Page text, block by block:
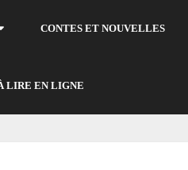
CONTES ET NOUVELLES
LIRE EN LIGNE